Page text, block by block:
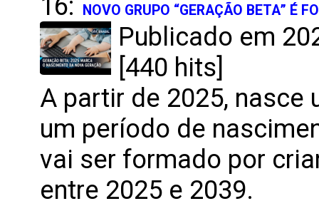
NOVO GRUPO “GERAÇÃO BETA” É
Publicado em
[440 hits]
A partir de 2025, nasce
um período de
vai ser formado por
entre 2025 e 2039.